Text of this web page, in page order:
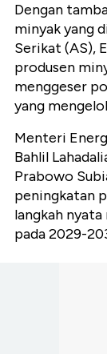
Dengan
minyak yang
Serikat (AS),
produsen
menggeser
yang
Menteri
Bahlil
Prabowo
peningkatan
langkah
pada 2029-